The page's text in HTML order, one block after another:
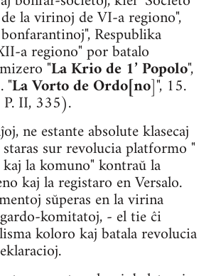
la virinoj de VI-a regiono",
Respublika
a regiono" por batalo
"La Krio de 1’ Popolo",
"La Vorto de Ordo[no]", 15.
II, 335).
ne estante absolute klasecaj
sur revolucia platformo "
la komuno" kontraŭ la
kaj la registaro en Versalo.
sŭperas en la virina
komitatoj, - el tie ĉi
koloro kaj batala revolucia